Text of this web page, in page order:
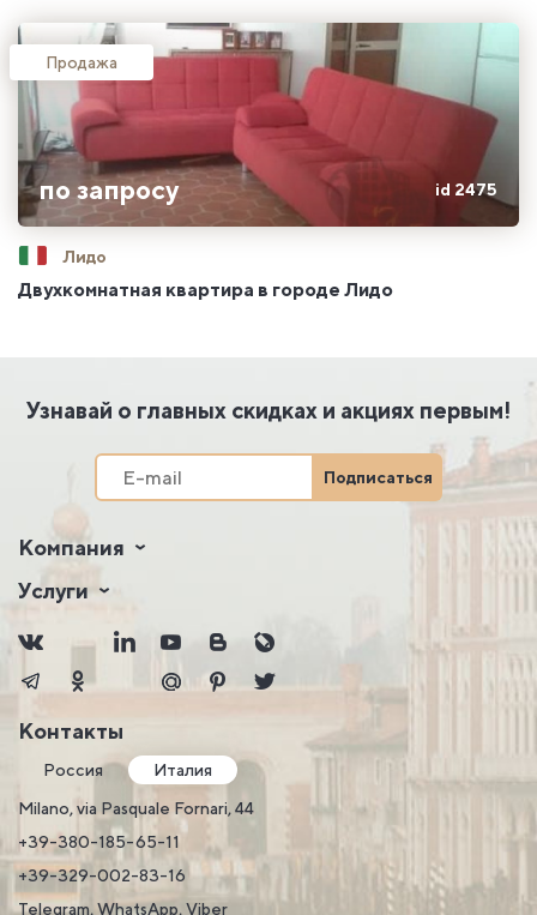
Продажа
по запросу id 2475
Лидо
Двухкомнатная квартира в городе Лидо
Узнавай о главных скидках и акциях первым!
Подписаться
Компания
Услуги
Контакты
Россия
Италия
Milano, via Pasquale Fornari, 44
+39-380-185-65-11
+39-329-002-83-16
Telegram, WhatsApp, Viber